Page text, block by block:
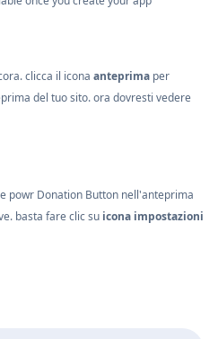
clicca il icona anteprima per
del tuo sito. ora dovresti vedere
powr Donation Button nell'anteprima
basta fare clic su icona impostazioni